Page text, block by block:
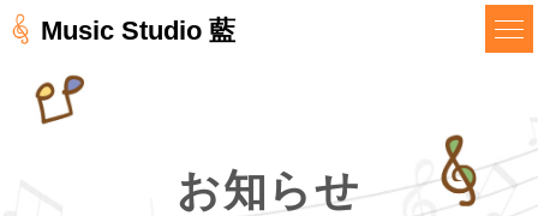
Music Studio 藍
お知らせ